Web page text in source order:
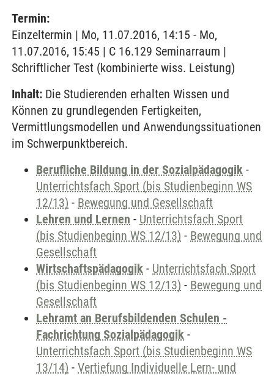
Termin:
Einzeltermin | Mo, 11.07.2016, 14:15 - Mo,
11.07.2016, 15:45 | C 16.129 Seminarraum |
Schriftlicher Test (kombinierte wiss. Leistung)
Inhalt: Die Studierenden erhalten Wissen und
Können zu grundlegenden Fertigkeiten,
Vermittlungsmodellen und Anwendungssituationen
im Schwerpunktbereich.
Berufliche Bildung in der Sozialpädagogik -
Unterrichtsfach Sport (bis Studienbeginn WS
12/13) - Bewegung und Gesellschaft
Lehren und Lernen - Unterrichtsfach Sport
(bis Studienbeginn WS 12/13) - Bewegung und
Gesellschaft
Wirtschaftspädagogik - Unterrichtsfach Sport
(bis Studienbeginn WS 12/13) - Bewegung und
Gesellschaft
Lehramt an Berufsbildenden Schulen -
Fachrichtung Sozialpädagogik -
Unterrichtsfach Sport (bis Studienbeginn WS
13/14) - Vertiefung Individuelle Lern- und